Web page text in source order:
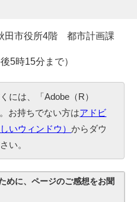
田市役所4階 都市計画課
5時15分まで）
には、「Adobe（R）
お持ちでない方はアドビ
いウィンドウ）からダウ
い。
めに、ページのご感想をお聞